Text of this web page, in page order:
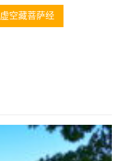
虚空藏菩萨经